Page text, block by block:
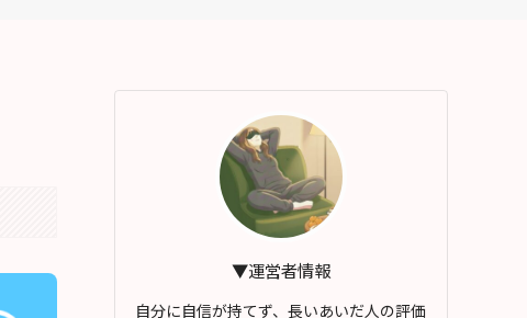
▼運営者情報
自分に自信が持てず、長いあいだ人の評価